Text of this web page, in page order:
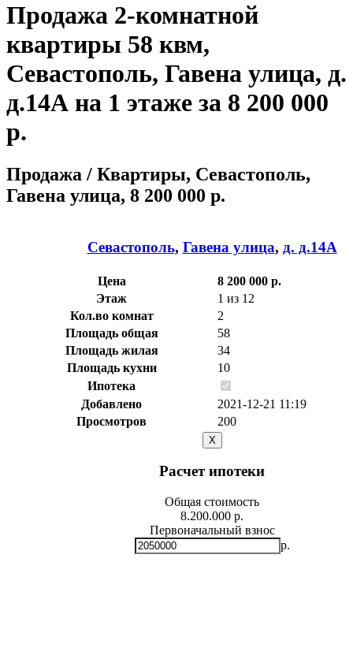
Продажа 2-комнатной
квартиры 58 квм,
Севастополь, Гавена улица, д.
д.14А на 1 этаже за 8 200 000
р.
Продажа / Квартиры, Севастополь,
Гавена улица, 8 200 000 р.
Севастополь, Гавена улица, д. д.14А
Цена
8 200 000 р.
Этаж
1 из 12
Кол.во комнат
2
Площадь общая
58
Площадь жилая
34
Площадь кухни
10
Ипотека
Добавлено
2021-12-21 11:19
Просмотров
200
X
Расчет ипотеки
Общая стоимость
8.200.000 р.
Первоначальный взнос
р.